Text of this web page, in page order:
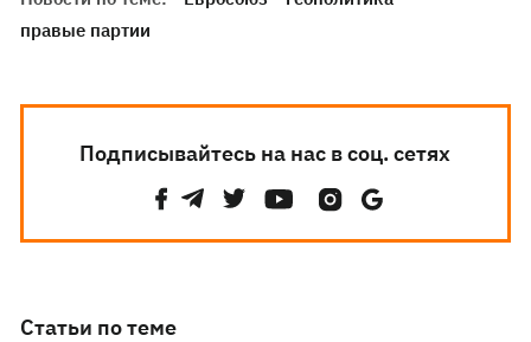
правые партии
Подписывайтесь на нас в соц. сетях
Статьи по теме